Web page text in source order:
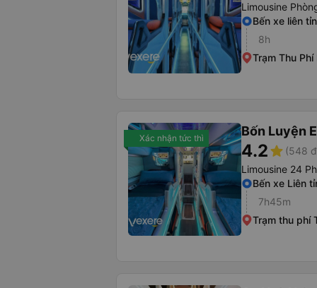
Limousine
Bến xe liên
8h
Trạm Thu Phí
Xác nhận tức thì Bốn Luyện
4.2star (548
Limousine 24
Bến xe Liên
7h45m
Trạm thu phí